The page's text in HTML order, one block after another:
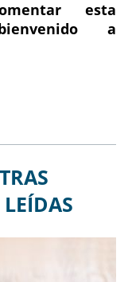
esta
a